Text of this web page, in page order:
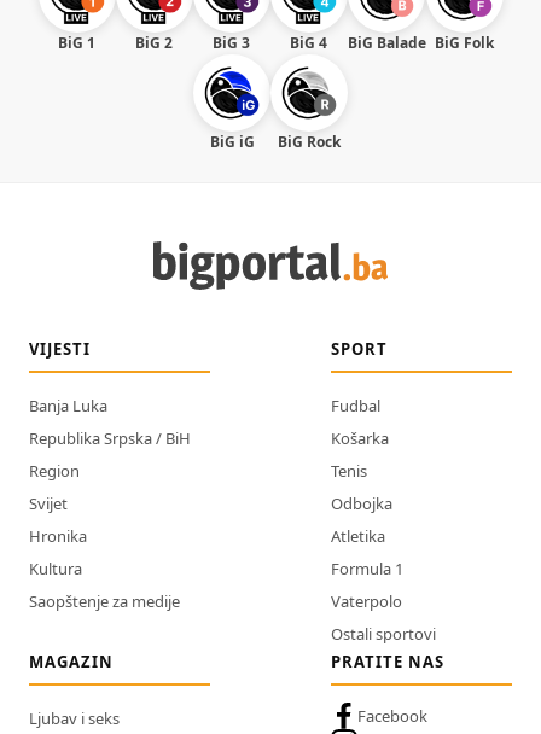
BiG 1 BiG 2 BiG 3 BiG 4 BiG Balade BiG Folk
BiG iG BiG Rock
VIJESTI
Banja Luka
Republika Srpska / BiH
Region
Svijet
Hronika
Kultura
Saopštenje za medije
SPORT
Fudbal
Košarka
Tenis
Odbojka
Atletika
Formula 1
Vaterpolo
Ostali sportovi
MAGAZIN
Ljubav i seks
PRATITE NAS
Facebook